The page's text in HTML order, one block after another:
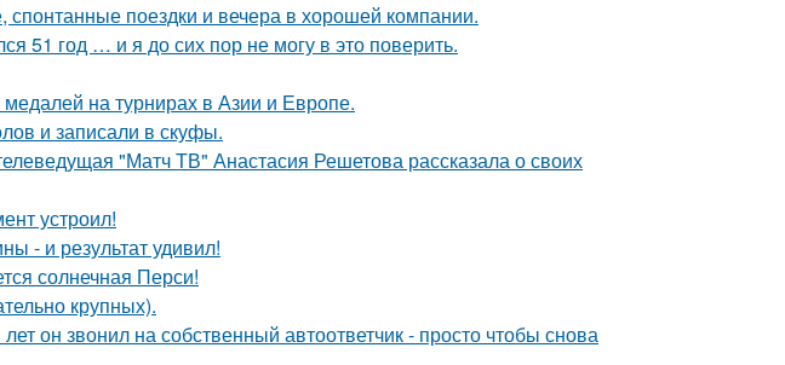
поездки и вечера в хорошей компании.
51 год … и я до сих пор не могу в это поверить.
на турнирах в Азии и Европе.
и записали в скуфы.
"Матч ТВ" Анастасия Решетова рассказала о своих
устроил!
- и результат удивил!
солнечная Перси!
крупных).
он звонил на собственный автоответчик - просто чтобы снова